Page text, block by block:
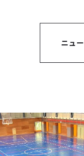
ニュ